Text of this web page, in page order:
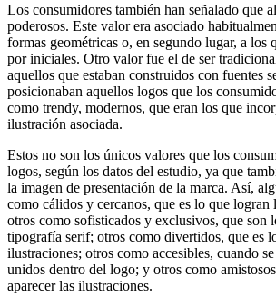
Los consumidores también han señalado que
poderosos. Este valor era asociado
formas geométricas o, en segundo lugar, a los
por iniciales. Otro valor fue el de ser
aquellos que estaban construidos con fuentes
posicionaban aquellos logos que los
como trendy, modernos, que eran los que
ilustración asociada.
Estos no son los únicos valores que los
logos, según los datos del estudio, ya que
la imagen de presentación de la marca. Así,
como cálidos y cercanos, que es lo que logran
otros como sofisticados y exclusivos, que son
tipografía serif; otros como divertidos, que es
ilustraciones; otros como accesibles, cuando
unidos dentro del logo; y otros como
aparecer las ilustraciones.